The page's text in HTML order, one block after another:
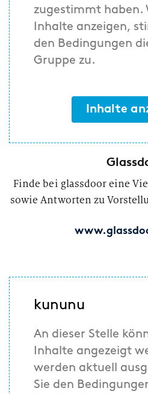
zugestimmt haben.
Inhalte anzeigen,
den Bedingungen
Gruppe zu.
Inhalte
Finde bei glassdoor eine
sowie Antworten zu
kununu
An dieser Stelle
Inhalte angezeigt
werden aktuell
Sie den